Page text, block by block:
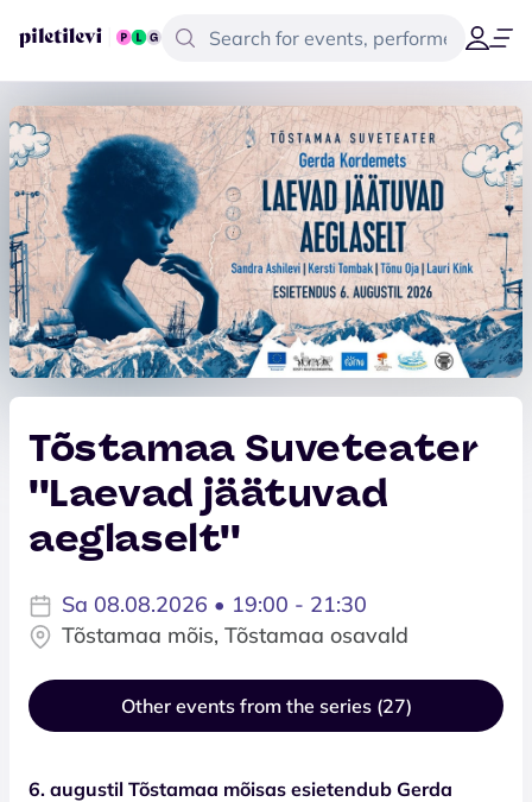
Tõstamaa Suveteater
''Laevad jäätuvad
aeglaselt''
Sa 08.08.2026 • 19:00 - 21:30
Tõstamaa mõis, Tõstamaa osavald
Other events from the series (27)
6. augustil Tõstamaa mõisas esietendub Gerda